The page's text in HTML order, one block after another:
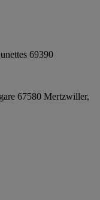
69390
67580 Mertzwiller,